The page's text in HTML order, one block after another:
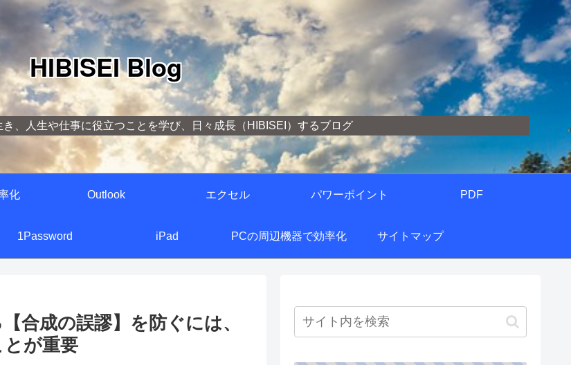
HIBISEI Blog
き、人生や仕事に役立つことを学び、日々成長（HIBISEI）するブログ
化 Outlook エクセル パワーポイント PDF
1Password iPad PCの周辺機器で効率化 サイトマップ
合成の誤謬】を防ぐには、
とが重要